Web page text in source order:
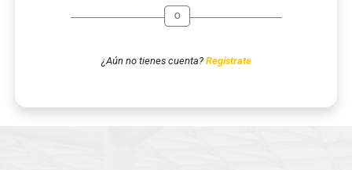
¿Aún no tienes cuenta? Regístrate